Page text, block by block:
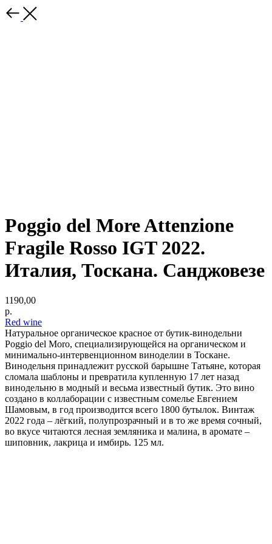
Poggio del More Attenzione
Fragile Rosso IGT 2022.
Италия, Тоскана. Санджовезе
1190,00
р.
Red wine
Натуральное органическое красное от бутик-винодельни
Poggio del Moro, специализирующейся на органическом и
минимально-интервенционном виноделии в Тоскане.
Винодельня принадлежит русской барышне Татьяне, которая
сломала шаблоны и превратила купленную 17 лет назад
винодельню в модный и весьма известный бутик. Это вино
создано в коллаборации с известным сомелье Евгением
Шамовым, в год производится всего 1800 бутылок. Винтаж
2022 года – лёгкий, полупрозрачный и в то же время сочный,
во вкусе читаются лесная земляника и малина, в аромате –
шиповник, лакрица и имбирь. 125 мл.